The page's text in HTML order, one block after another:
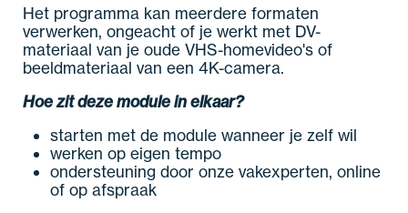
Het programma kan meerdere formaten
verwerken, ongeacht of je werkt met DV-
materiaal van je oude VHS-homevideo's of
beeldmateriaal van een 4K-camera.
Hoe zit deze module in elkaar?
starten met de module wanneer je zelf wil
werken op eigen tempo
ondersteuning door onze vakexperten, online
of op afspraak